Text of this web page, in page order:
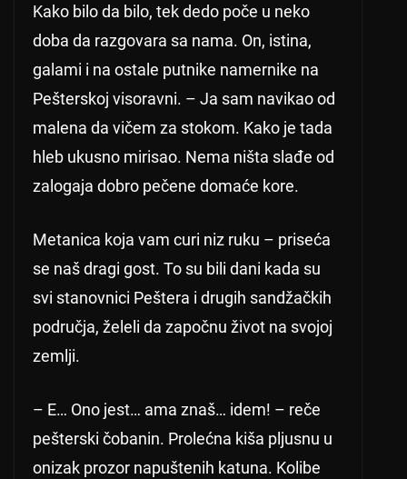
Kako bilo da bilo, tek dedo poče u neko
doba da razgovara sa nama. On, istina,
galami i na ostale putnike namernike na
Pešterskoj visoravni. – Ja sam navikao od
malena da vičem za stokom. Kako je tada
hleb ukusno mirisao. Nema ništa slađe od
zalogaja dobro pečene domaće kore.
Metanica koja vam curi niz ruku – priseća
se naš dragi gost. To su bili dani kada su
svi stanovnici Peštera i drugih sandžačkih
područja, želeli da započnu život na svojoj
zemlji.
– E… Ono jest… ama znaš… idem! – reče
pešterski čobanin. Prolećna kiša pljusnu u
onizak prozor napuštenih katuna. Kolibe